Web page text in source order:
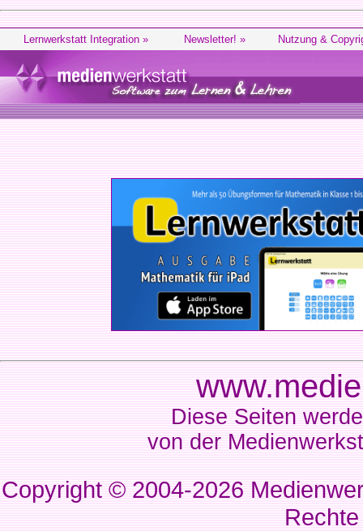
Lernwerkstatt Integration » Newsletter! » Nutzung &
Diese Seiten
von der
Copyright © 2004-2026